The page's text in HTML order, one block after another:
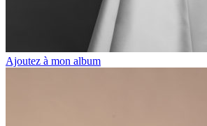
Ajoutez à mon album